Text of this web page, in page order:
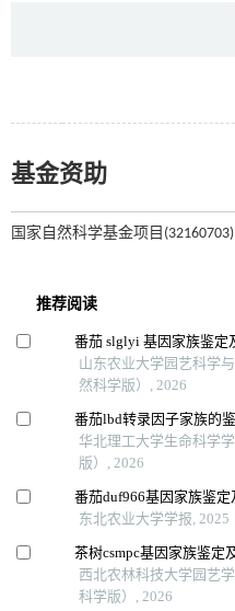
基金资助
国家自然科学基金项目